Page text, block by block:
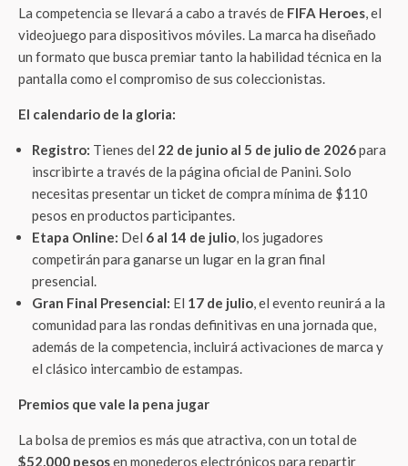
La competencia se llevará a cabo a través de FIFA Heroes, el
videojuego para dispositivos móviles. La marca ha diseñado
un formato que busca premiar tanto la habilidad técnica en la
pantalla como el compromiso de sus coleccionistas.
El calendario de la gloria:
Registro: Tienes del 22 de junio al 5 de julio de 2026para
inscribirte a través de la página oficial de Panini. Solo
necesitas presentar un ticket de compra mínima de $110
pesos en productos participantes.
Etapa Online: Del 6 al 14 de julio, los jugadores
competirán para ganarse un lugar en la gran final
presencial.
Gran Final Presencial: El 17 de julio, el evento reunirá a la
comunidad para las rondas definitivas en una jornada que,
además de la competencia, incluirá activaciones de marca y
el clásico intercambio de estampas.
Premios que vale la pena jugar
La bolsa de premios es más que atractiva, con un total de
$52,000 pesosen monederos electrónicos para repartir